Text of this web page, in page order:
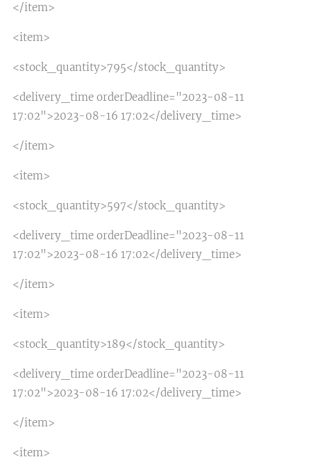
</item>
<item>
<stock_quantity>795</stock_quantity>
<delivery_time orderDeadline="2023-08-11
17:02">2023-08-16 17:02</delivery_time>
</item>
<item>
<stock_quantity>597</stock_quantity>
<delivery_time orderDeadline="2023-08-11
17:02">2023-08-16 17:02</delivery_time>
</item>
<item>
<stock_quantity>189</stock_quantity>
<delivery_time orderDeadline="2023-08-11
17:02">2023-08-16 17:02</delivery_time>
</item>
<item>